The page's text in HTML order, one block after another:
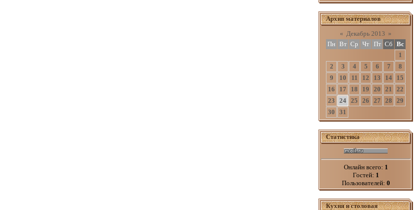
Архив материалов
« Декабрь 2013 »
Пн Вт Ср Чт Пт Сб Вс
1
2
3 4 5 6 7
8
9
10 11 12 13 14
15
16
17 18 19 20 21
22
23
24 25 26 27 28
29
30
31
Статистика
Онлайн всего: 1
Гостей: 1
Пользователей: 0
Кухня и столовая